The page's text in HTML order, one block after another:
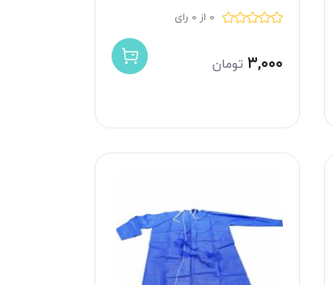
0 از 0 رای
۳,۰۰۰ تومان